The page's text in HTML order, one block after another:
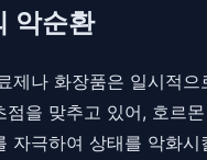
악순환
제나 화장품은 일시적
을 맞추고 있어, 호르
자극하여 상태를 악화